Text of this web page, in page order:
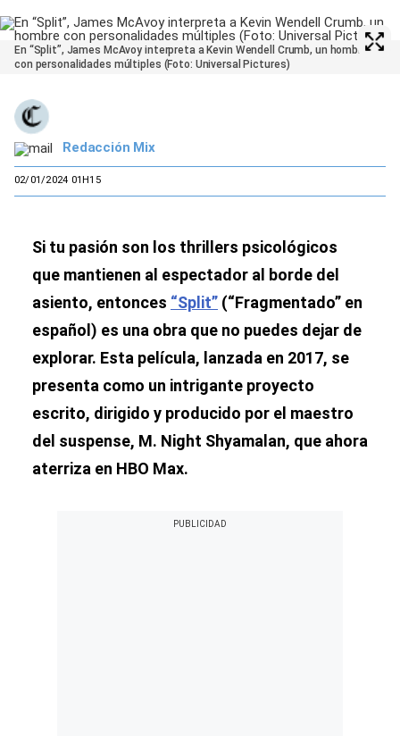
En “Split”, James McAvoy interpreta a Kevin Wendell Crumb, un hombre
con personalidades múltiples (Foto: Universal Pictures)
Redacción Mix
02/01/2024 01H15
Si tu pasión son los thrillers psicológicos
que mantienen al espectador al borde del
asiento, entonces “Split” (“Fragmentado” en
español) es una obra que no puedes dejar de
explorar. Esta película, lanzada en 2017, se
presenta como un intrigante proyecto
escrito, dirigido y producido por el maestro
del suspense, M. Night Shyamalan, que ahora
aterriza en HBO Max.